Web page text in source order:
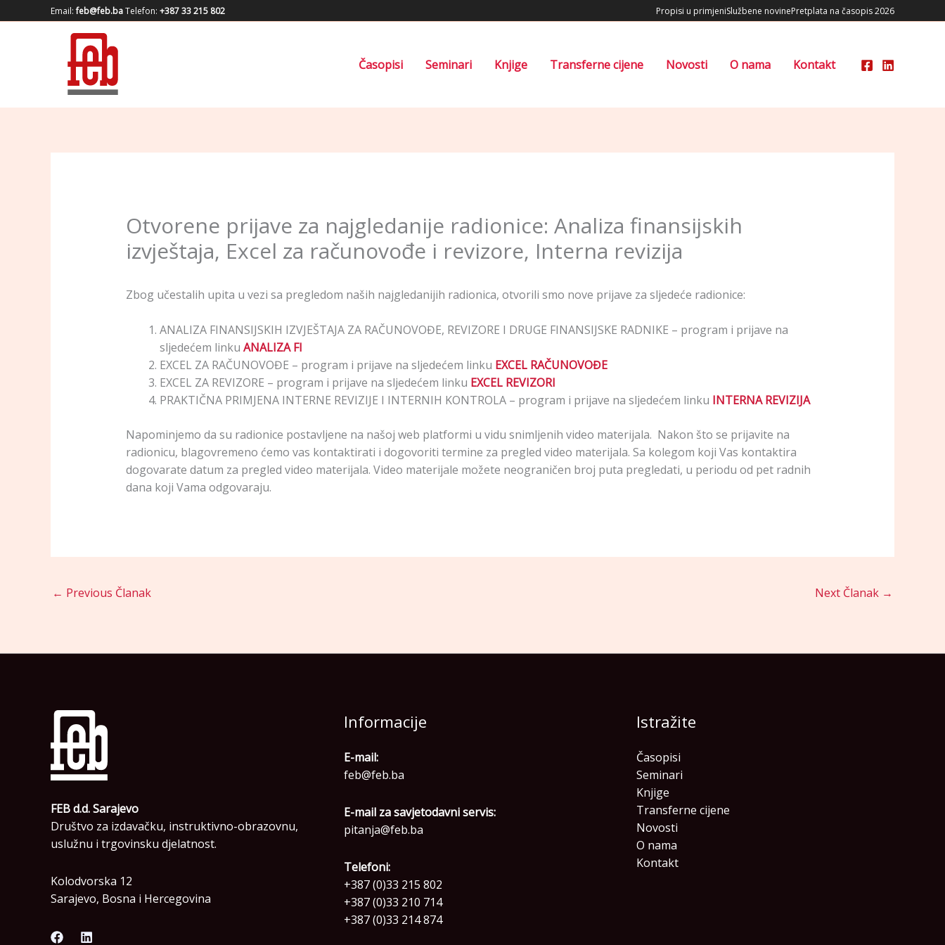
to
Email:feb@feb.baTelefon: +387 33 215 802 Propisi u primjeniSlužbene novinePretplata na časopis 2026
Časopisi Seminari Knjige Transferne cijene Novosti O nama Kontakt
Otvorene prijave za najgledanije radionice: Analiza finansijskih
izvještaja, Excel za računovođe i revizore, Interna revizija
Zbog učestalih upita u vezi sa pregledom naših najgledanijih radionica, otvorili smo nove prijave za sljedeće radionice:
ANALIZA FINANSIJSKIH IZVJEŠTAJA ZA RAČUNOVOĐE, REVIZORE I DRUGE FINANSIJSKE RADNIKE – program i prijave na
sljedećem linku ANALIZA FI
EXCEL ZA RAČUNOVOĐE – program i prijave na sljedećem linku EXCEL RAČUNOVOĐE
EXCEL ZA REVIZORE – program i prijave na sljedećem linku EXCEL REVIZORI
PRAKTIČNA PRIMJENA INTERNE REVIZIJE I INTERNIH KONTROLA – program i prijave na sljedećem linku INTERNA REVIZIJA
Napominjemo da su radionice postavljene na našoj web platformi u vidu snimljenih video materijala. Nakon što se prijavite na
radionicu, blagovremeno ćemo vas kontaktirati i dogovoriti termine za pregled video materijala. Sa kolegom koji Vas kontaktira
dogovarate datum za pregled video materijala. Video materijale možete neograničen broj puta pregledati, u periodu od pet radnih
dana koji Vama odgovaraju.
← Previous Članak Next Članak →
FEB d.d. Sarajevo
Društvo za izdavačku, instruktivno-obrazovnu,
uslužnu i trgovinsku djelatnost.
Kolodvorska 12
Sarajevo, Bosna i Hercegovina
Informacije
E-mail:
feb@feb.ba
E-mail za savjetodavni servis:
pitanja@feb.ba
Telefoni:
+387 (0)33 215 802
+387 (0)33 210 714
+387 (0)33 214 874
Istražite
Časopisi
Seminari
Knjige
Transferne cijene
Novosti
O nama
Kontakt